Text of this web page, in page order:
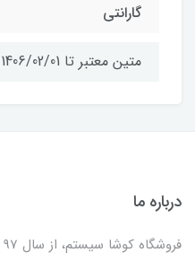
گارانتی
متین معتبر تا 1406/02/01
درباره ما